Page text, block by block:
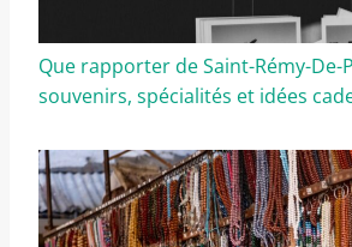
Que rapporter de Saint-Rémy-De-
souvenirs, spécialités et idées